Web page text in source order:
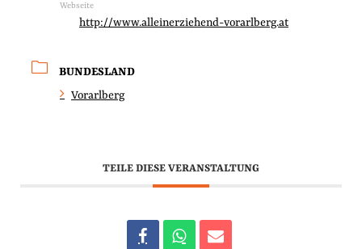
Webseite
http://www.alleinerziehend-vorarlberg.at
BUNDESLAND
Vorarlberg
TEILE DIESE VERANSTALTUNG